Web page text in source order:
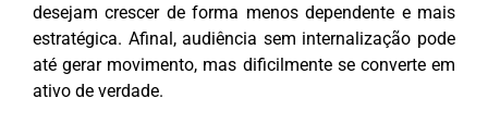
desejam crescer de forma menos dependente e mais
estratégica. Afinal, audiência sem internalização pode
até gerar movimento, mas dificilmente se converte em
ativo de verdade.